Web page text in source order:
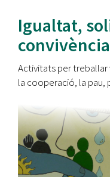
Igualtat,
convivència
Activitats per
la cooperació, la pau,